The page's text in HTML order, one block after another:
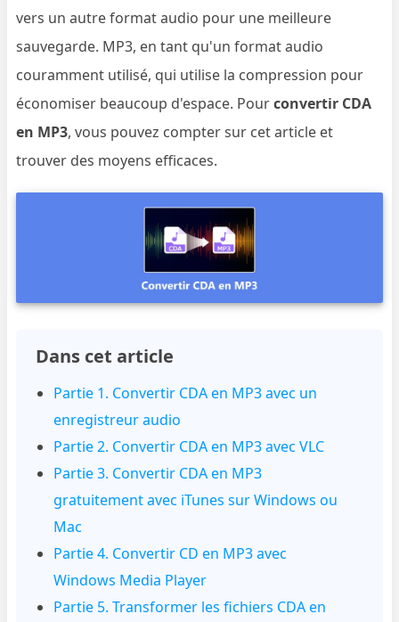
vers un autre format audio pour une meilleure
sauvegarde. MP3, en tant qu'un format audio
couramment utilisé, qui utilise la compression pour
économiser beaucoup d'espace. Pourconvertir CDA
en MP3, vous pouvez compter sur cet article et
trouver des moyens efficaces.
Dans cet article
Partie 1. Convertir CDA en MP3 avec un
enregistreur audio
Partie 2. Convertir CDA en MP3 avec VLC
Partie 3. Convertir CDA en MP3
gratuitement avec iTunes sur Windows ou
Mac
Partie 4. Convertir CD en MP3 avec
Windows Media Player
Partie 5. Transformer les fichiers CDA en